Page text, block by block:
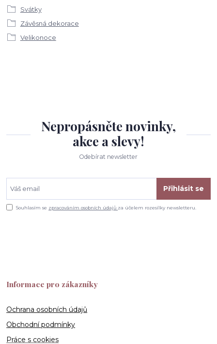
Svátky
Závěsná dekorace
Velikonoce
Nepropásněte novinky,
akce a slevy!
Odebírat newsletter
Přihlásit se
Souhlasím se zpracováním osobních údajů za účelem rozesílky newsletteru.
Informace pro zákazníky
Ochrana osobních údajů
Obchodní podmínky
Práce s cookies